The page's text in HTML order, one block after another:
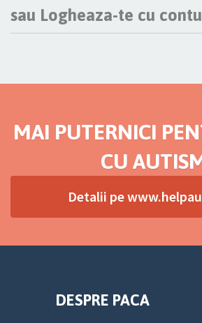
sau Logheaza-te cu
MAI PUTERNICI
CU
Detalii pe
DESPRE PACA